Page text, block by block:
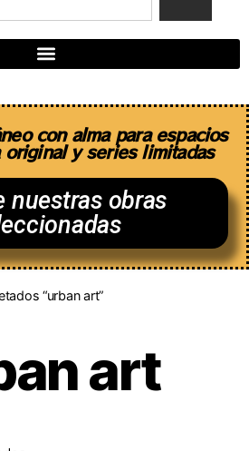
con alma para espacios
y series limitadas
nuestras obras
“urban art”
art